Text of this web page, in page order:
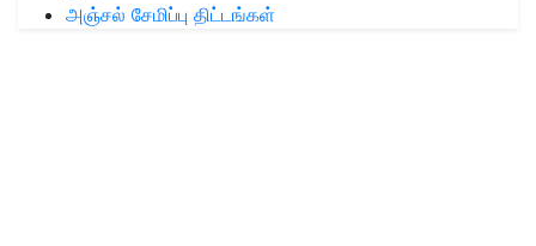
அஞ்சல் சேமிப்பு திட்டங்கள்